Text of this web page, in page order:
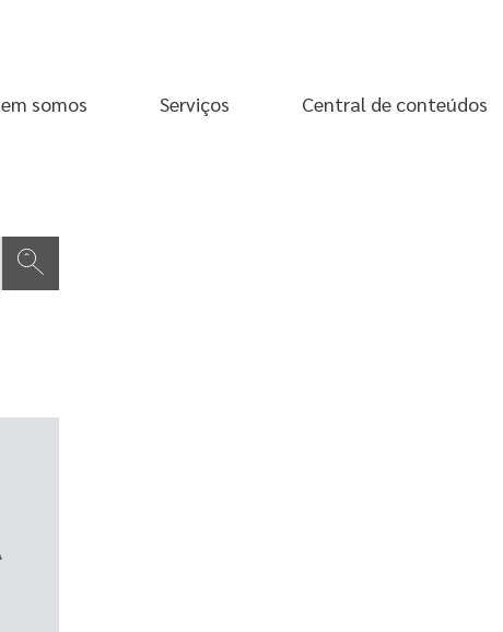
somos Serviços Central de conteúdos
de sugestão automática incluído.
está em branco.